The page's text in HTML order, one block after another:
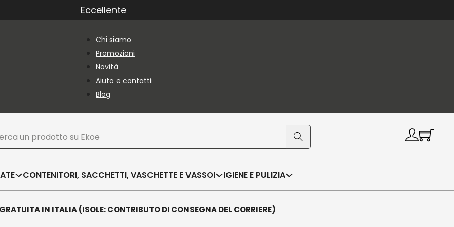
Eccellente
Chi siamo
Promozioni
Novità
Aiuto e contatti
Blog
CONTENITORI, SACCHETTI, VASCHETTE E VASSOI IGIENE E PULIZIA
IN ITALIA (ISOLE: CONTRIBUTO DI CONSEGNA DEL CORRIERE)